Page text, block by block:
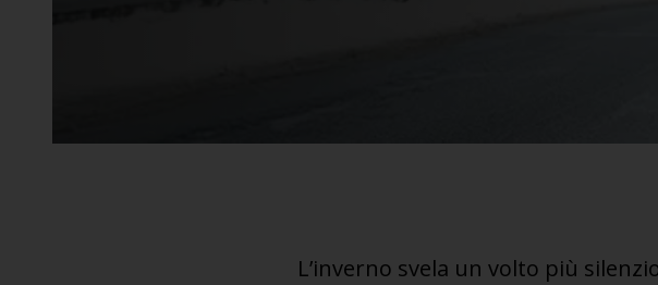
L’inverno svela un volto più